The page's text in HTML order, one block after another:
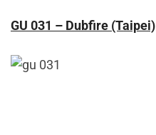
GU 031 – Dubfire (Taipei)